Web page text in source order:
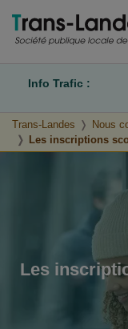
Info Trafic :
Trans-Landes Nous
Les inscriptions
Les